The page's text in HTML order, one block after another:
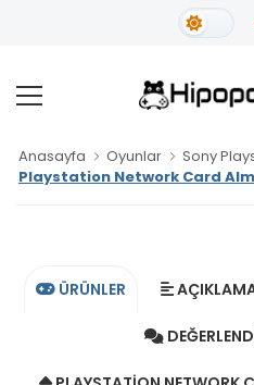
Anasayfa Oyunlar
Sony
Playstation Network Card
ÜRÜNLER